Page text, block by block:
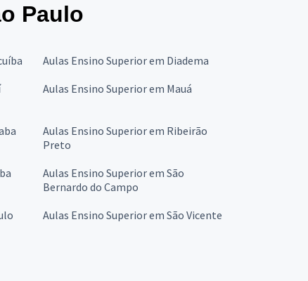
Paulo
Aulas Ensino Superior em Diadema
Aulas Ensino Superior em Mauá
Aulas Ensino Superior em Ribeirão
Preto
Aulas Ensino Superior em São
Bernardo do Campo
Aulas Ensino Superior em São Vicente